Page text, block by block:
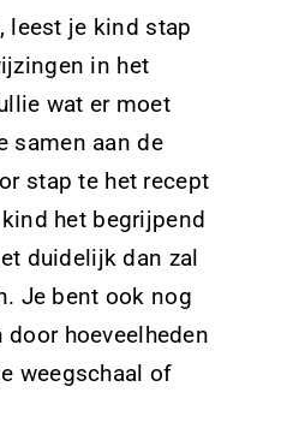
leest je kind stap
in het
wat er moet
samen aan de
stap te het recept
het begrijpend
duidelijk dan zal
Je bent ook nog
hoeveelheden
weegschaal of